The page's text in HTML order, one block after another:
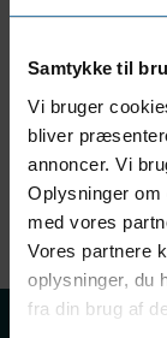
Samtykke til
Vi bruger
bliver
annoncer. Vi
Oplysninger om
med vores
Vores partnere
oplysninger, du
fra din brug af
På